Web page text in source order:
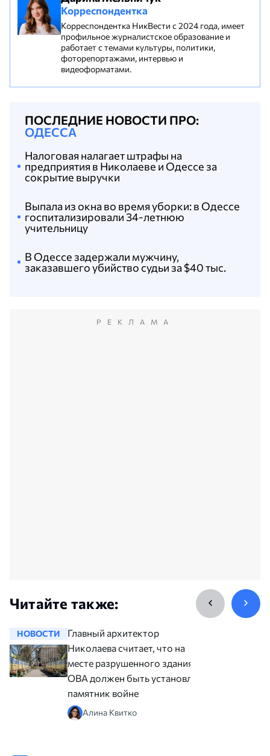
Корреспондентка
Корреспондентка НикВести с 2024 года, имеет
профильное журналистское образование и
работает с темами культуры, политики,
фоторепортажами, интервью и
видеоформатами.
ПОСЛЕДНИЕ НОВОСТИ ПРО:
ОДЕССА
В Одессе задержали мужчину,
заказавшего убийство судьи за $40 тыс.
Выпала из окна во время уборки: в Одессе
госпитализировали 34-летнюю
учительницу
Налоговая налагает штрафы на
предприятия в Николаеве и Одессе за
сокрытие выручки
РЕКЛАМА
Читайте также:
НОВОСТИ
Главный архитектор
Николаева считает, что на
месте разрушенного здания
ОВА должен быть установлен
памятник войне
Алина Квитко